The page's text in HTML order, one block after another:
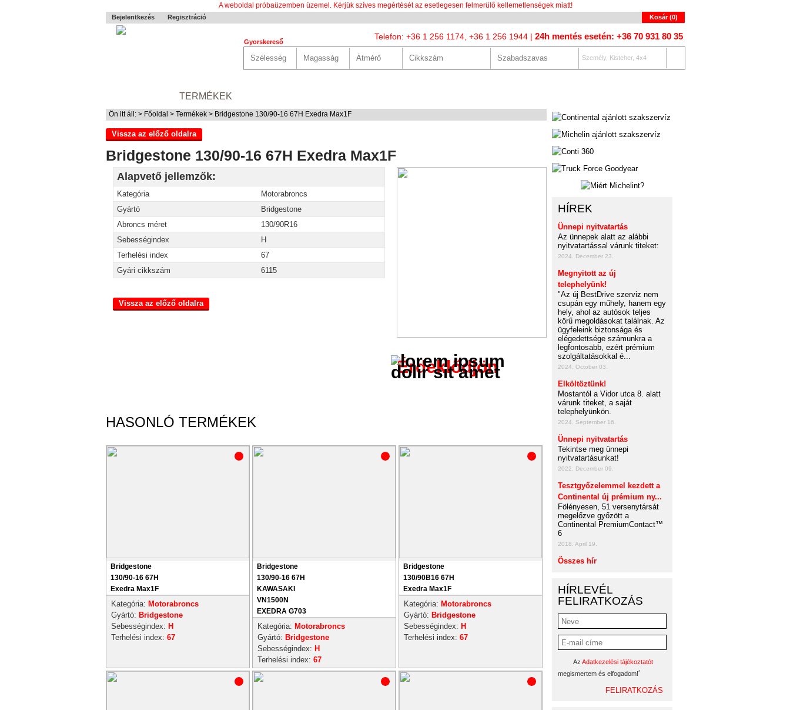
A weboldal próbaüzemben üzemel. Kérjük szíves megértését az esetlegesen felmerülő kellemetlenségek miatt!
Bejelentkezés Regisztráció Kosár (0)
Telefon: +36 1 256 1174, +36 1 256 1944 | 24h mentés esetén: +36 70 931 80 35
Gyorskereső
Személy, Kisteher, 4x4
TERMÉKEK
Ön itt áll: > Főoldal > Termékek > Bridgestone 130/90-16 67H Exedra Max1F
Vissza az előző oldalra
Bridgestone 130/90-16 67H Exedra Max1F
Alapvető jellemzők:
Kategória
Motorabroncs
Gyártó
Bridgestone
Abroncs méret
130/90R16
Sebességindex
H
Terhelési index
67
Gyári cikkszám
6115
Vissza az előző oldalra
Érdeklődjön
HASONLÓ TERMÉKEK
Bridgestone
130/90-16 67H
Exedra Max1F
Kategória: Motorabroncs
Gyártó: Bridgestone
Sebességindex: H
Terhelési index: 67
Bridgestone
130/90-16 67H
KAWASAKI
VN1500N
EXEDRA G703
Kategória: Motorabroncs
Gyártó: Bridgestone
Sebességindex: H
Terhelési index: 67
Bridgestone
130/90B16 67H
Exedra Max1F
Kategória: Motorabroncs
Gyártó: Bridgestone
Sebességindex: H
Terhelési index: 67
HÍREK
Ünnepi nyitvatartás
Az ünnepek alatt az alábbi
nyitvatartással várunk titeket:
2024. December 23.
Megnyitott az új
telephelyünk!
"Az új BestDrive szerviz nem
csupán egy műhely, hanem egy
hely, ahol az autósok teljes
körű megoldásokat találnak. Az
ügyfeleink biztonsága és
elégedettsége számunkra a
legfontosabb, ezért prémium
szolgáltatásokkal é...
2024. October 03.
Elköltöztünk!
Mostantól a Vidor utca 8. alatt
várunk titeket, a saját
telephelyünkön.
2024. September 16.
Ünnepi nyitvatartás
Tekintse meg ünnepi
nyitvatartásunkat!
2022. December 09.
Tesztgyőzelemmel kezdett a
Continental új prémium ny...
Fölényesen, 51 versenytársát
megelőzve győzött a
Continental PremiumContact™
6
2018. April 19.
Összes hír
HÍRLEVÉL
FELIRATKOZÁS
Az Adatkezelési tájékoztatót
megismertem és elfogadom!*